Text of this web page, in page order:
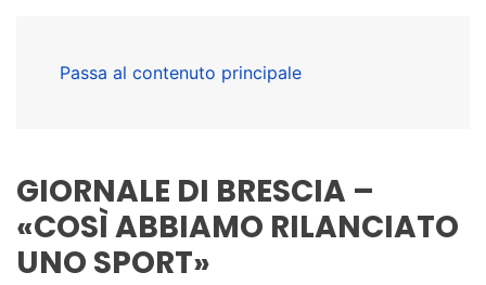
Passa al contenuto principale
GIORNALE DI BRESCIA –
«COSÌ ABBIAMO RILANCIATO
UNO SPORT»